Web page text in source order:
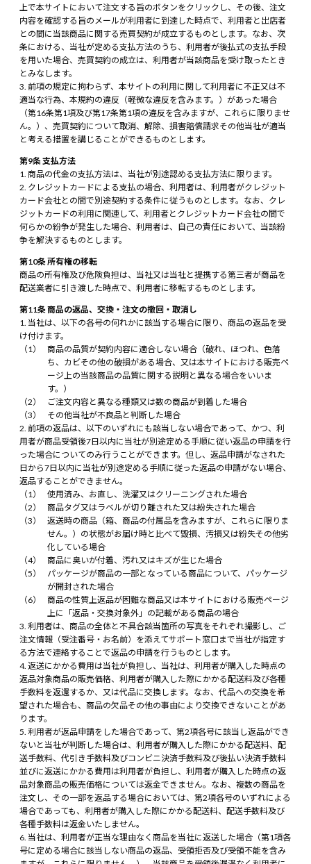
上で本サイトにおいて注文する旨のボタンをクリックし、その後、注文
内容を確認する旨のメールが利用者に到達した時点で、利用者と出店者
との間に当該商品に関する売買契約が成立するものとします。なお、次
条における、当社が定める支払方法のうち、利用者が後払式の支払手段
を用いた場合、売買契約の成立は、利用者が当該商品を受け取ったとき
とみなします。
前項の規定に拘わらず、本サイトの利用に関して利用者に不正又は不
適当な行為、本規約の違反（軽微な違反を含みます。）があった場合
（第16条第1項及び第17条第1項の違反を含みますが、これらに限りませ
ん。）、売買契約について取消、解除、損害賠償請求その他当社が適当
と考える措置を講じることができるものとします。
第9条 支払方法
商品の代金の支払方法は、当社が別途認める支払方法に限ります。
クレジットカードによる支払の場合、利用者は、利用者がクレジット
カード会社との間で別途契約する条件に従うものとします。なお、クレ
ジットカードの利用に関連して、利用者とクレジットカード会社の間で
何らかの紛争が発生した場合、利用者は、自己の責任において、当該紛
争を解決するものとします。
第10条 所有権の移転
商品の所有権及び危険負担は、当社又は当社と提携する第三者が商品を
配送業者に引き渡した時点で、利用者に移転するものとします。
第11条 商品の返品、交換・注文の撤回・取消し
当社は、以下の各号の何れかに該当する場合に限り、商品の返品を受
け付けます。
商品の品質が契約内容に適合しない場合（破れ、ほつれ、色落
ち、カビその他の破損がある場合、又は本サイトにおける販売ペ
ージ上の当該商品の品質に関する説明と異なる場合をいいま
す。）
ご注文内容と異なる種類又は数の商品が到着した場合
その他当社が不良品と判断した場合
前項の返品は、以下のいずれにも該当しない場合であって、かつ、利
用者が商品受領後7日以内に当社が別途定める手順に従い返品の申請を行
った場合についてのみ行うことができます。但し、返品申請がなされた
日から7日以内に当社が別途定める手順に従った返品の申請がない場合、
返品することができません。
使用済み、お直し、洗濯又はクリーニングされた場合
商品タグ又はラベルが切り離された又は紛失された場合
返送時の商品（箱、商品の付属品を含みますが、これらに限りま
せん。）の状態がお届け時と比べて毀損、汚損又は紛失その他劣
化している場合
商品に臭いが付着、汚れ又はキズが生じた場合
パッケージが商品の一部となっている商品について、パッケージ
が開封された場合
商品の性質上返品が困難な商品又は本サイトにおける販売ページ
上に「返品・交換対象外」の記載がある商品の場合
利用者は、商品の全体と不具合該当箇所の写真をそれぞれ撮影し、ご
注文情報（受注番号・お名前）を添えてサポート窓口まで当社が指定す
る方法で連絡することで返品の申請を行うものとします。
返送にかかる費用は当社が負担し、当社は、利用者が購入した時点の
返品対象商品の販売価格、利用者が購入した際にかかる配送料及び各種
手数料を返還するか、又は代品に交換します。なお、代品への交換を希
望された場合も、商品の欠品その他の事由により交換できないことがあ
ります。
利用者が返品申請をした場合であって、第2項各号に該当し返品ができ
ないと当社が判断した場合は、利用者が購入した際にかかる配送料、配
送手数料、代引き手数料及びコンビニ決済手数料及び後払い決済手数料
並びに返送にかかる費用は利用者が負担し、利用者が購入した時点の返
品対象商品の販売価格については返金できません。なお、複数の商品を
注文し、その一部を返品する場合においては、第2項各号のいずれによる
場合であっても、利用者が購入した際にかかる配送料、配送手数料及び
各種手数料は返金いたしません。
当社は、利用者が正当な理由なく商品を当社に返送した場合（第1項各
号に定める場合に該当しない商品の返品、受領拒否及び受領不能を含み